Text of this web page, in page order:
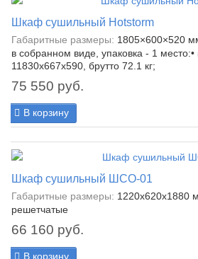
Шкаф сушильный Hotstorm
Габаритные размеры: 1805×600×520
в собранном виде, упаковка - 1 место:•
11830х667х590, брутто 72.1 кг;
75 550 руб.
В корзину
Шкаф сушильный ШСО-01
Габаритные размеры: 1220х620х1880
решетчатые
66 160 руб.
В корзину